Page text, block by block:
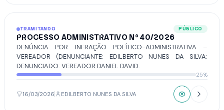
TRAMITANDO PÚBLICO
PROCESSO ADMINISTRATIVO Nº 40/2026
DENÚNCIA POR INFRAÇÃO POLÍTICO-ADMINISTRATIVA –
VEREADOR (DENUNCIANTE: EDILBERTO NUNES DA SILVA;
DENUNCIADO: VEREADOR DANIEL DAVID.
25%
16/03/2026 EDILBERTO NUNES DA SILVA